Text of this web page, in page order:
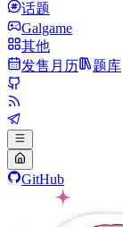
话题
Galgame
其他
发售月历
题库
GitHub